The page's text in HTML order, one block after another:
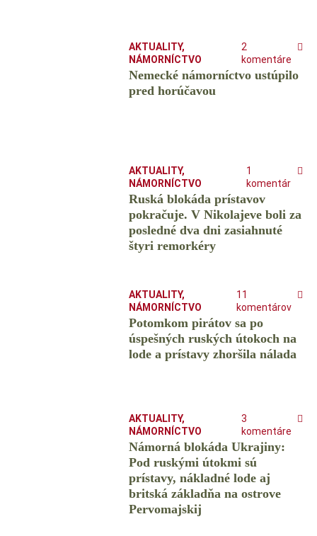
AKTUALITY,
NÁMORNÍCTVO
2
komentáre
Nemecké námorníctvo ustúpilo
pred horúčavou
AKTUALITY,
NÁMORNÍCTVO
1
komentár
Ruská blokáda prístavov
pokračuje. V Nikolajeve boli za
posledné dva dni zasiahnuté
štyri remorkéry
AKTUALITY,
NÁMORNÍCTVO
11
komentárov
Potomkom pirátov sa po
úspešných ruských útokoch na
lode a prístavy zhoršila nálada
AKTUALITY,
NÁMORNÍCTVO
3
komentáre
Námorná blokáda Ukrajiny:
Pod ruskými útokmi sú
prístavy, nákladné lode aj
britská základňa na ostrove
Pervomajskij